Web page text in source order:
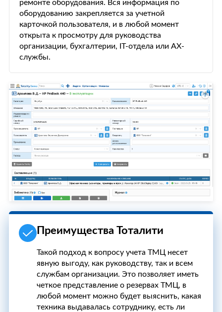
ремонте оборудования. Вся информация по
оборудованию закрепляется за учетной
карточкой пользователя, и в любой момент
открыта к просмотру для руководства
организации, бухгалтерии, IT-отдела или АХ-
службы.
Преимущества Тоталити
Такой подход к вопросу учета ТМЦ несет
явную выгоду, как руководству, так и всем
службам организации. Это позволяет иметь
четкое представление о резервах ТМЦ, в
любой момент можно будет выяснить, какая
техника выдавалась сотруднику, есть ли